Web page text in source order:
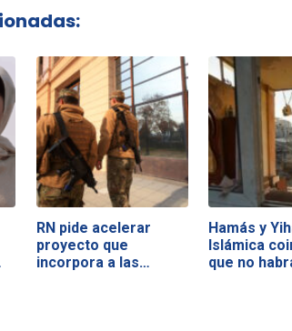
RN pide acelerar
proyecto que
incorpora a las…
Hamás y
Islámica
que no